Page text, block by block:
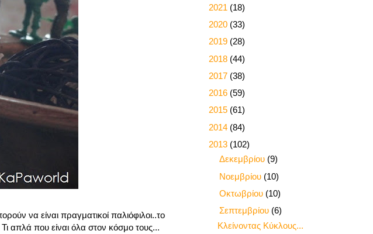
να είναι πραγματικοί παλιόφιλοι..το
απλά που είναι όλα στον κόσμο τους...
2021 (18)
2020 (33)
2019 (28)
2018 (44)
2017 (38)
2016 (59)
2015 (61)
2014 (84)
2013 (102)
Δεκεμβρίου (9)
Νοεμβρίου (10)
Οκτωβρίου (10)
Σεπτεμβρίου (6)
Κλείνοντας Κύκλους...